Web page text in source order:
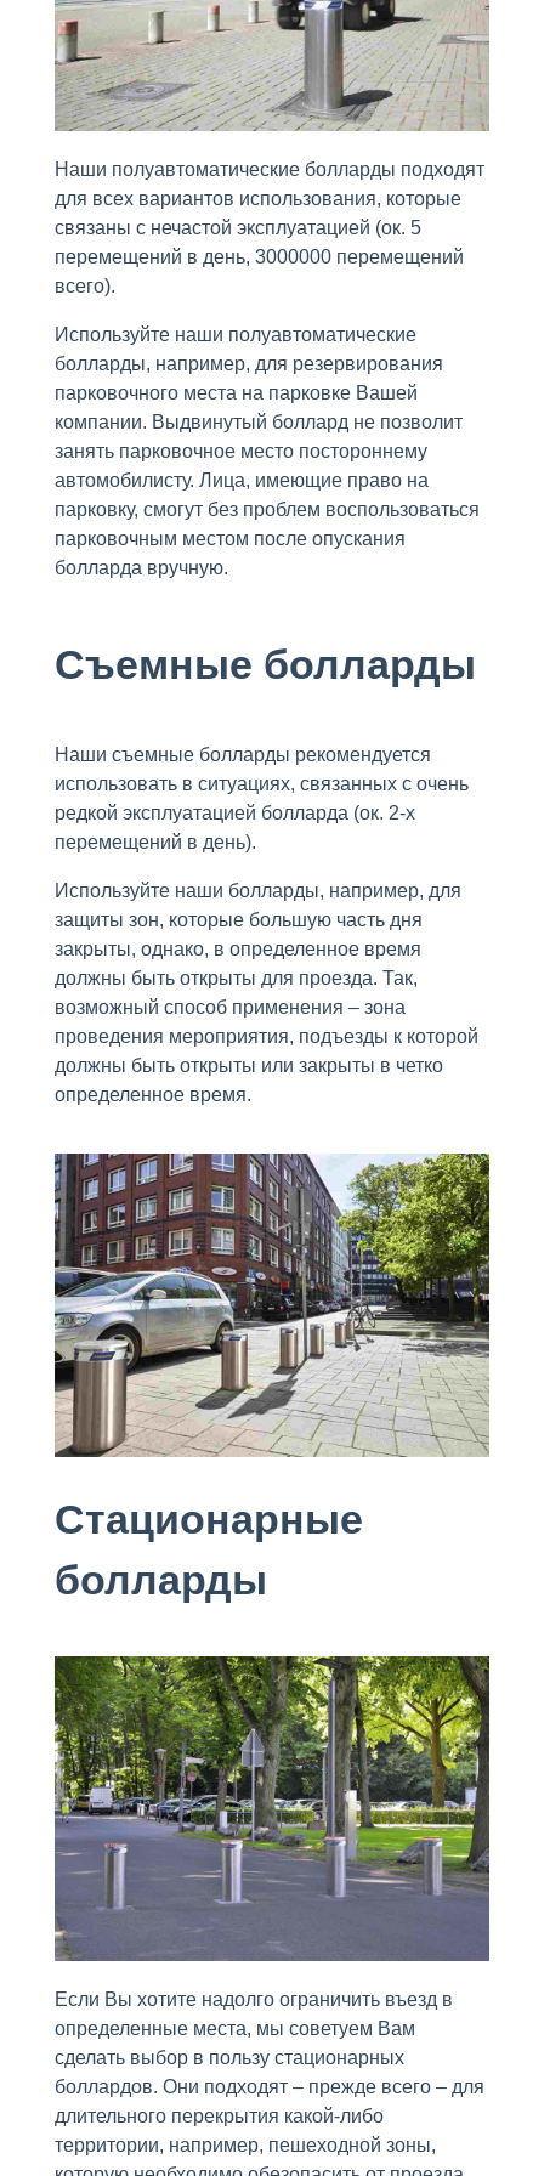
Наши полуавтоматические болларды подходят
для всех вариантов использования, которые
связаны с нечастой эксплуатацией (ок. 5
перемещений в день, 3000000 перемещений
всего).
Используйте наши полуавтоматические
болларды, например, для резервирования
парковочного места на парковке Вашей
компании. Выдвинутый боллард не позволит
занять парковочное место постороннему
автомобилисту. Лица, имеющие право на
парковку, смогут без проблем воспользоваться
парковочным местом после опускания
болларда вручную.
Съемные болларды
Наши съемные болларды рекомендуется
использовать в ситуациях, связанных с очень
редкой эксплуатацией болларда (ок. 2-х
перемещений в день).
Используйте наши болларды, например, для
защиты зон, которые большую часть дня
закрыты, однако, в определенное время
должны быть открыты для проезда. Так,
возможный способ применения – зона
проведения мероприятия, подъезды к которой
должны быть открыты или закрыты в четко
определенное время.
Стационарные
болларды
Если Вы хотите надолго ограничить въезд в
определенные места, мы советуем Вам
сделать выбор в пользу стационарных
боллардов. Они подходят – прежде всего – для
длительного перекрытия какой-либо
территории, например, пешеходной зоны,